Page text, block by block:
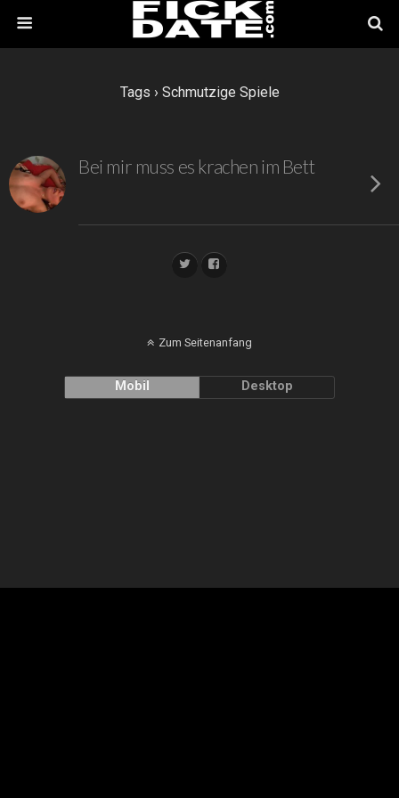
Tags › Schmutzige Spiele
Bei mir muss es krachen im Bett
Zum Seitenanfang
Mobil Desktop